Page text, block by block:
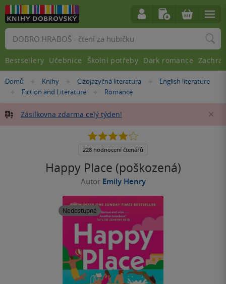
Nacházíte
Domů »Knihy »Cizojazyčná literatura »
English literature
»Fiction and Literature »
Romance
Zásilkovna zdarma celý týden!
Happy Place (poškozená)
Autor Emily Henry
Nedostupné
3.9
5
228 hodnocení čtenářů
Vyhledávání
Bestsellery Učebnice Školní potřeby Dark romance